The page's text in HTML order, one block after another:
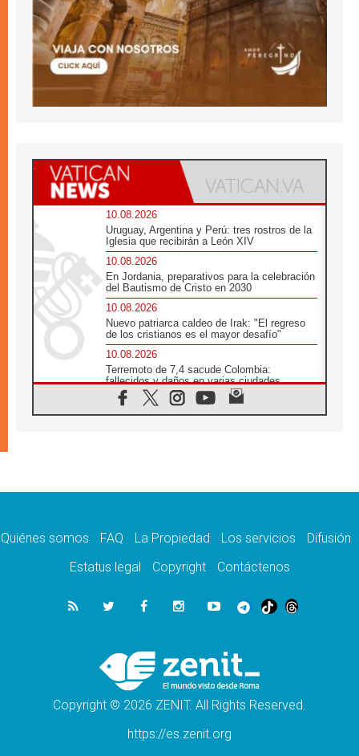
10.08.2026
Uruguay, Argentina y Perú: tres rostros de la
Iglesia que recibirán a León XIV
10.08.2026
En Jordania, preparativos para la celebración
del Bautismo de Cristo en 2030
10.08.2026
Nuevo patriarca caldeo de Irak: "El regreso
de los cristianos es el mayor desafío"
10.08.2026
Terremoto de 7,4 sacude Colombia:
fallecidos y daños en varias ciudades
10.08.2026
Ébola en RD Congo: Alarma de la UNICEF
10.08.2026
10.08.2026
solos frente a la violencia de los colonos
Iglesia en Ceuta convoca a una vigilia de
oración por la paz y la estabilidad
El Papa: Detengan la espiral de violencia y
den cabida a la diplomacia
Quiénes somos FAQ La Propiedad Los servicios
Difusión
Estatus legal
Copyright Contáctenos
Copyright © 2026 ZENIT. All Rights Reserved.
https://es.zenit.org